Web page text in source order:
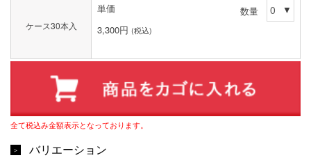
ケース30本入
単価
3,300円 (税込)
数量
全て税込み金額表示となっております。
バリエーション